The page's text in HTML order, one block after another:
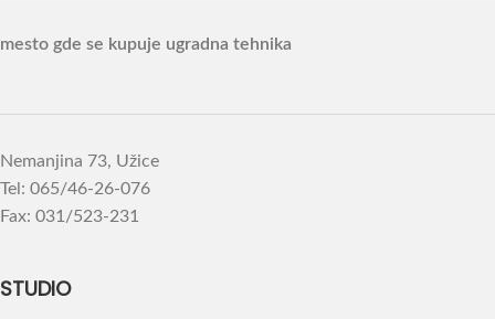
mesto gde se kupuje ugradna tehnika
Nemanjina 73, Užice
Tel: 065/46-26-076
Fax: 031/523-231
STUDIO